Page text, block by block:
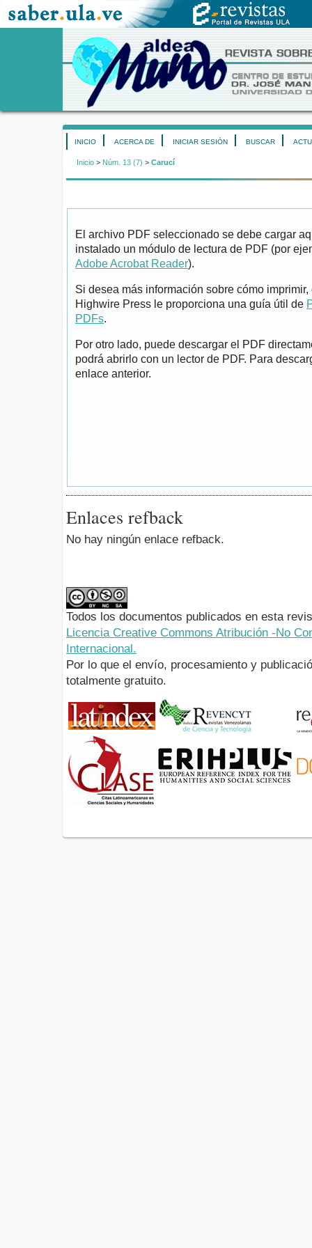
INICIO ACERCA DE INICIAR SESIÓN BUSCAR
Inicio > Núm. 13 (7) > Carucí
El archivo PDF seleccionado se debe cargar
instalado un módulo de lectura de PDF (por
Adobe Acrobat Reader).
Si desea más información sobre cómo
Highwire Press le proporciona una guía útil de
PDFs.
Por otro lado, puede descargar el PDF
podrá abrirlo con un lector de PDF. Para
enlace anterior.
Enlaces refback
No hay ningún enlace refback.
Todos los documentos publicados en esta
Licencia Creative Commons Atribución -No
Internacional.
Por lo que el envío, procesamiento y
totalmente gratuito.